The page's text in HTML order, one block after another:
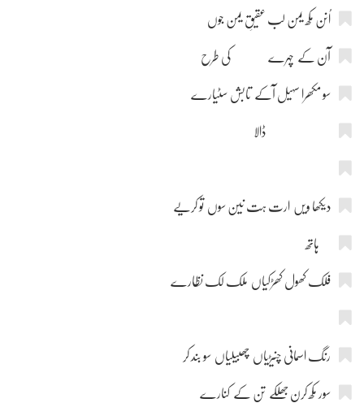
اُنن مکھ یمن لب عقیقِ یمن جوں
آن کے چہرے کی طرح
سو مکھرا سہیل آکے تابش سٹیارے
ڈالا
دیکھا ویں ارت ہت نین سوں تو کریے
ہاتھ
فلک کھول کھڑکیاں ملک لک نظارے
رنگ اسمانی چنیڑیاں چھبیلیاں سو بند کر
سور مکھ کرن جھلکے تن کے کنارے